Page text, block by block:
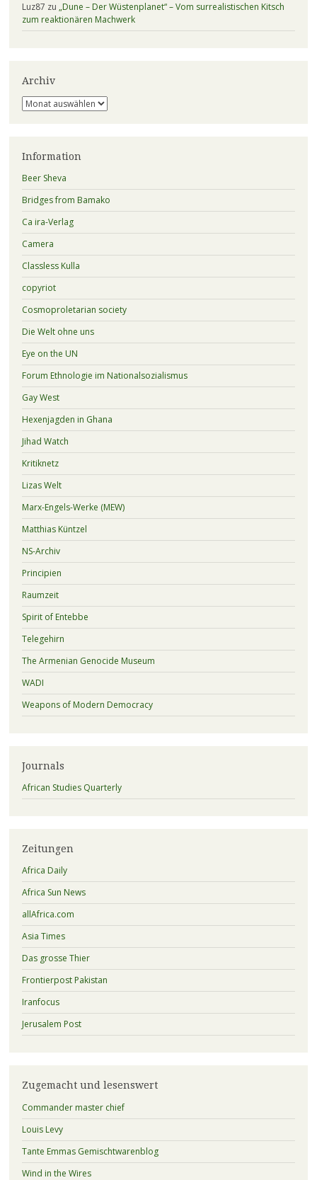
Luz87 zu „Dune – Der Wüstenplanet“ – Vom surrealistischen Kitsch
zum reaktionären Machwerk
Archiv
Archiv
Information
Beer Sheva
Bridges from Bamako
Ca ira-Verlag
Camera
Classless Kulla
copyriot
Cosmoproletarian society
Die Welt ohne uns
Eye on the UN
Forum Ethnologie im Nationalsozialismus
Gay West
Hexenjagden in Ghana
Jihad Watch
Kritiknetz
Lizas Welt
Marx-Engels-Werke (MEW)
Matthias Küntzel
NS-Archiv
Principien
Raumzeit
Spirit of Entebbe
Telegehirn
The Armenian Genocide Museum
WADI
Weapons of Modern Democracy
Journals
African Studies Quarterly
Zeitungen
Africa Daily
Africa Sun News
allAfrica.com
Asia Times
Das grosse Thier
Frontierpost Pakistan
Iranfocus
Jerusalem Post
Zugemacht und lesenswert
Commander master chief
Louis Levy
Tante Emmas Gemischtwarenblog
Wind in the Wires